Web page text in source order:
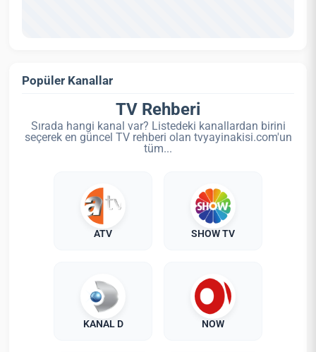
Popüler Kanallar
TV Rehberi
Sırada hangi kanal var? Listedeki kanallardan birini
seçerek en güncel TV rehberi olan tvyayinakisi.com'un
tüm...
ATV SHOW TV
KANAL D NOW